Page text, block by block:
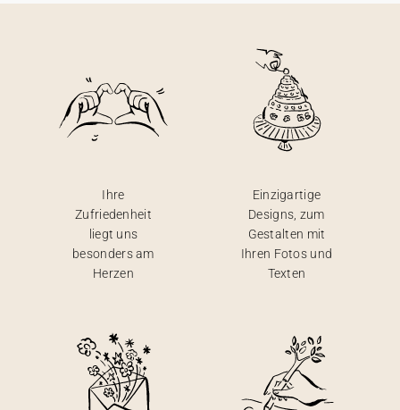
Ihre
Zufriedenheit
liegt uns
besonders am
Herzen
Einzigartige
Designs, zum
Gestalten mit
Ihren Fotos und
Texten